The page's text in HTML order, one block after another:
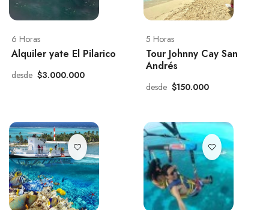
6 Horas
Alquiler yate El Pilarico
desde $3.000.000
5 Horas
Tour Johnny Cay San
Andrés
desde $150.000